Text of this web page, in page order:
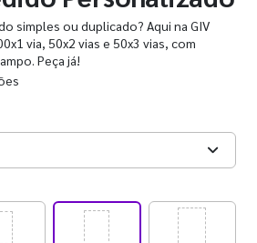
simples ou duplicado? Aqui na GIV
via, 50x2 vias e 50x3 vias, com
Peça já!